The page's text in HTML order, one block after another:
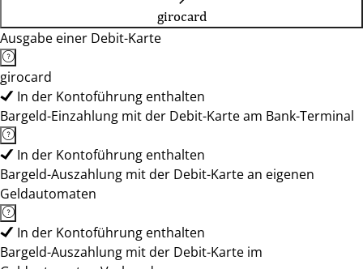
girocard
Ausgabe einer Debit-Karte
girocard
In der Kontoführung enthalten
Bargeld-Einzahlung mit der Debit-Karte am Bank-Terminal
In der Kontoführung enthalten
Bargeld-Auszahlung mit der Debit-Karte an eigenen
Geldautomaten
In der Kontoführung enthalten
Bargeld-Auszahlung mit der Debit-Karte im